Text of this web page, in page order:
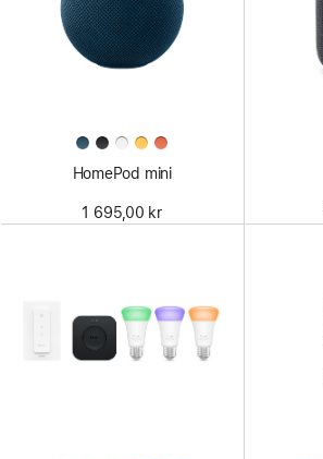
HomePod mini
1 695,00 kr